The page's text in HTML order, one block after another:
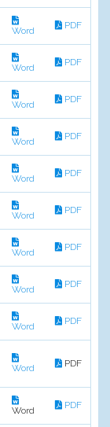
Word PDF
Word PDF
Word PDF
Word PDF
Word PDF
Word PDF
Word PDF
Word PDF
Word PDF
Word PDF
Word PDF